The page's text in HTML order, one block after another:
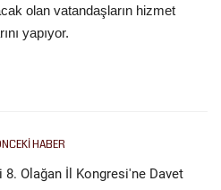
olan vatandaşların hizmet
yapıyor.
HABER
Olağan İl Kongresi'ne Davet